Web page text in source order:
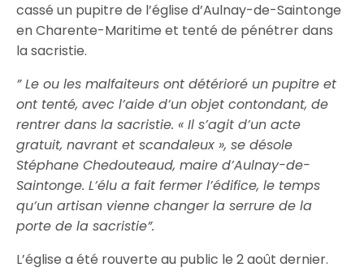
cassé un pupitre de l’église d’Aulnay-de-Saintonge
en Charente-Maritime et tenté de pénétrer dans
la sacristie.
” Le ou les malfaiteurs ont détérioré un pupitre et
ont tenté, avec l’aide d’un objet contondant, de
rentrer dans la sacristie. « Il s’agit d’un acte
gratuit, navrant et scandaleux », se désole
Stéphane Chedouteaud, maire d’Aulnay-de-
Saintonge. L’élu a fait fermer l’édifice, le temps
qu’un artisan vienne changer la serrure de la
porte de la sacristie”.
L’église a été rouverte au public le 2 août dernier.